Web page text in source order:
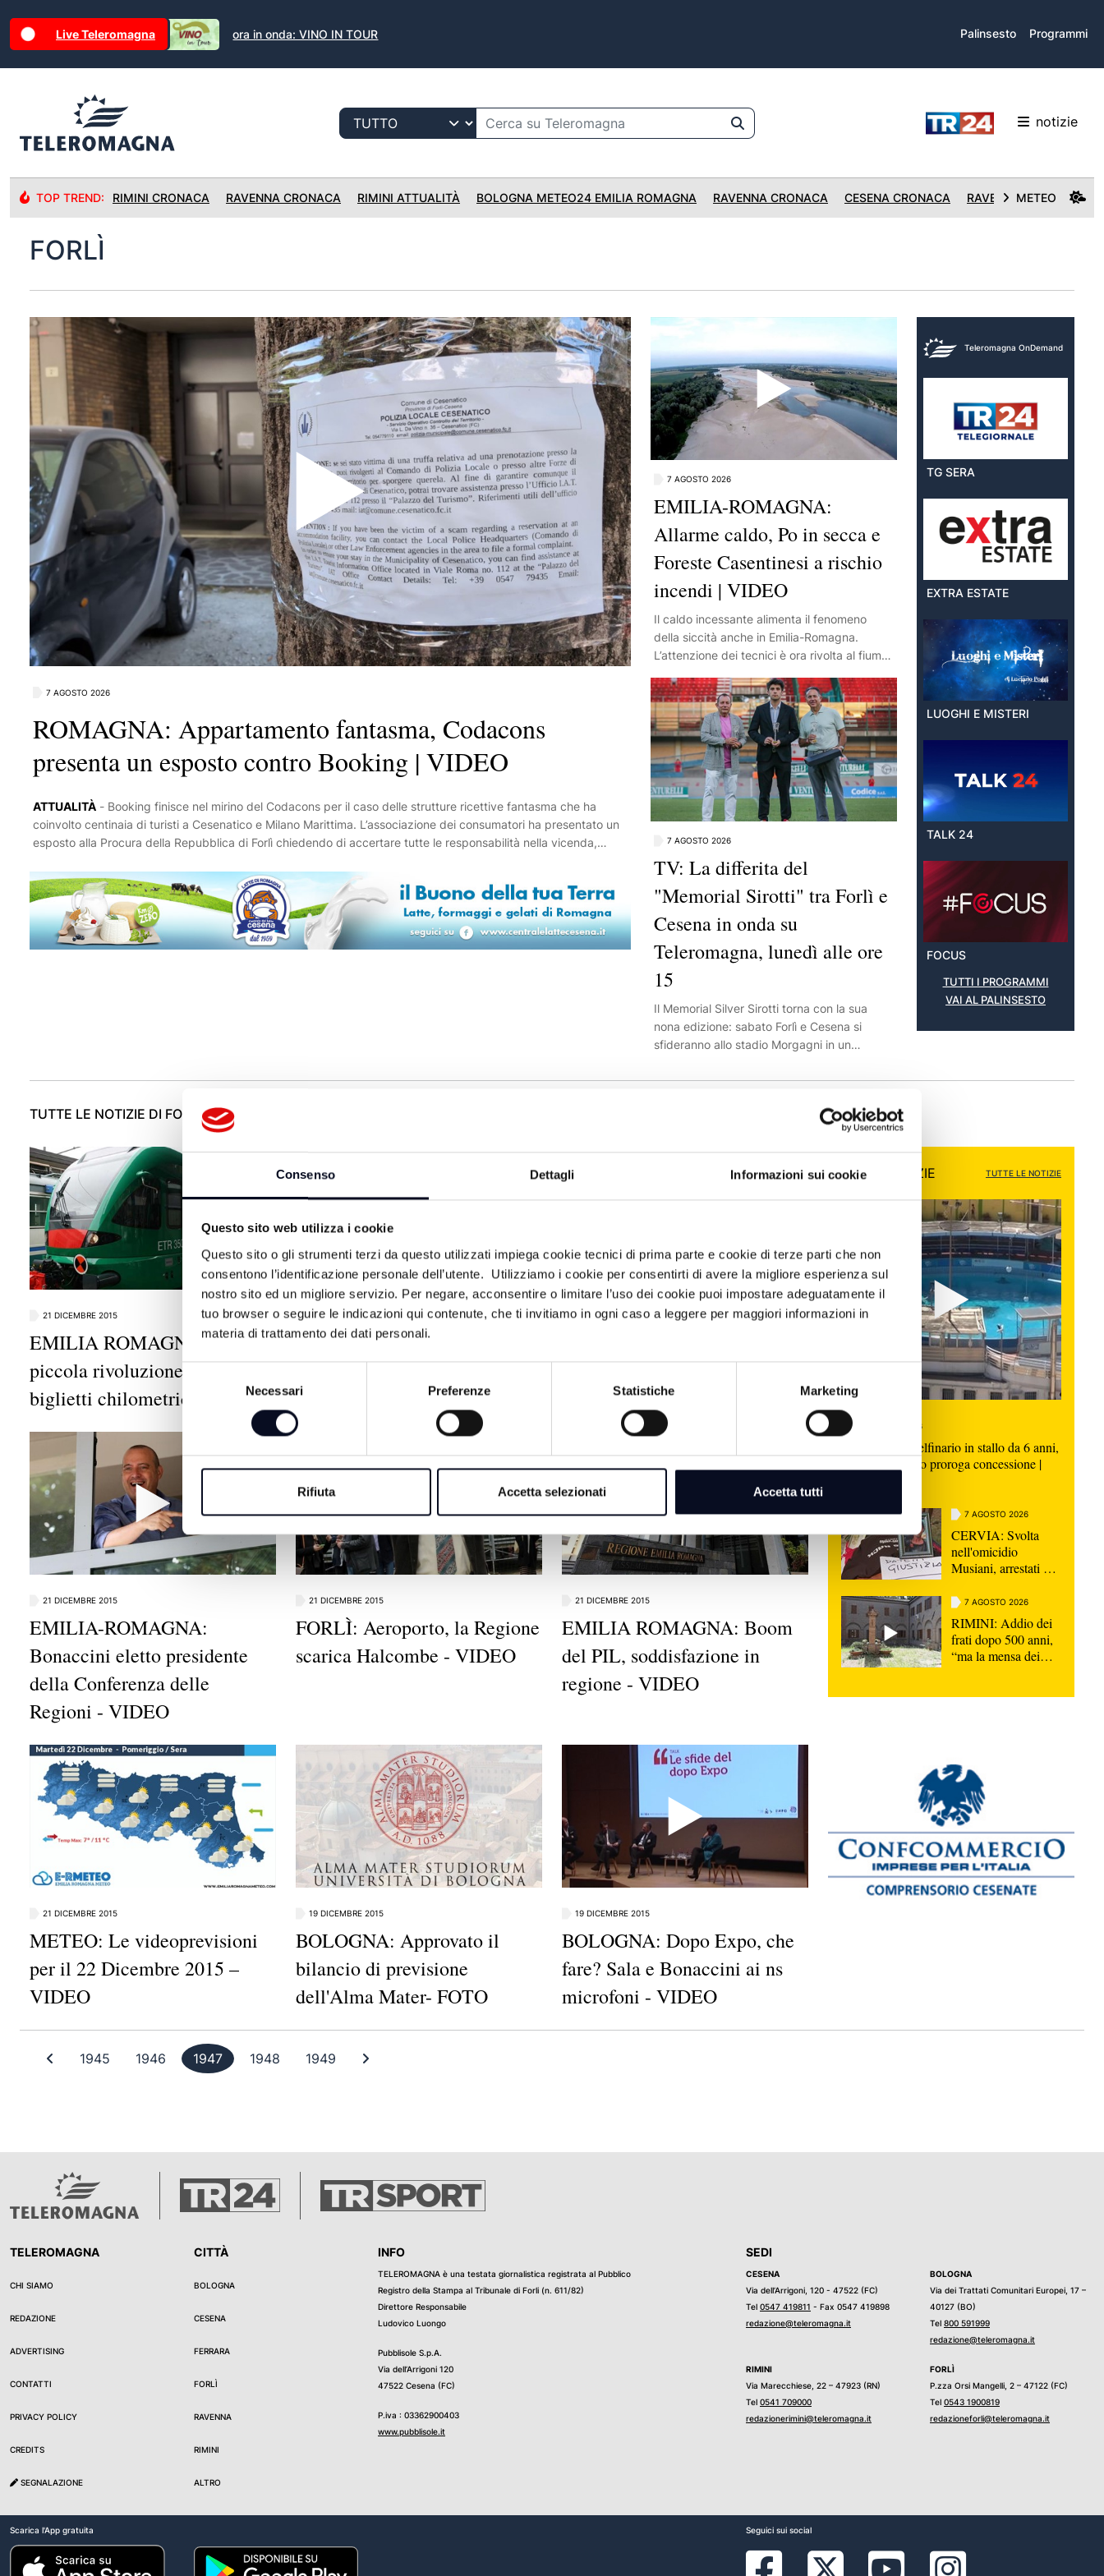
Consenso Dettagli Informazioni sui cookie
Questo sito web utilizza i cookie
Questo sito o gli strumenti terzi da questo utilizzati impiega cookie tecnici di prima parte e cookie di terze parti che non
consentono l’identificazione personale dell’utente. Utilizziamo i cookie per consentirti di avere la migliore esperienza sul
nostro sito ed un migliore servizio. Per negare, acconsentire o limitare l’uso dei cookie puoi impostare adeguatamente il
tuo browser o seguire le indicazioni qui contenute, che ti invitiamo in ogni caso a leggere per maggiori informazioni in
materia di trattamento dei dati personali.
Selezione
Necessari Preferenze Statistiche Marketing
Rifiuta Accetta selezionati Accetta tutti
Live Teleromagna ora in onda: VINO IN TOUR Palinsesto Programmi
notizie
TOP TREND: RIMINI CRONACA RAVENNA CRONACA RIMINI ATTUALITÀ BOLOGNA METEO24 EMILIA ROMAGNA RAVENNA CRONACA CESENA CRONACA RAVENNA CRONACA
METEO
FORLÌ
7 AGOSTO 2026
ROMAGNA: Appartamento fantasma, Codacons
presenta un esposto contro Booking | VIDEO
ATTUALITÀ -
coinvolto centinaia di turisti a Cesenatico e Milano Marittima. L’associazione dei consumatori ha presentato un
esposto alla Procura della Repubblica di Forlì chiedendo di accertare tutte le responsabilità nella vicenda,
turisti italiani e stranieri sarebbero stati attirati da annunci pubblicati su Booking relativi a residence e strutture
che, una volta arrivati sul posto, si sarebbero rivelati inesistenti. In diversi casi, dopo il primo contatto
attraverso la piattaforma, alle vittime sarebbero stati proposti ulteriori sconti a fronte di pagamenti diretti
tramite bonifici o carte prepagate. Il Codacons, nell’esposto, ipotizza diversi reati, tra cui truffa aggravata,
frode informatica, accesso abusivo ai sistemi informatici e falsità, chiedendo alla magistratura di verificare
7 AGOSTO 2026
EMILIA-ROMAGNA:
Allarme caldo, Po in secca e
Foreste Casentinesi a rischio
incendi | VIDEO
Il caldo incessante alimenta il fenomeno
della siccità anche in Emilia-Romagna.
L’attenzione dei tecnici è ora rivolta al fiume
Marino l’acqua viene razionalizzata e
sull’Appennino cresce la pura degli incendi.
7 AGOSTO 2026
TV: La differita del
"Memorial Sirotti" tra Forlì e
Cesena in onda su
Teleromagna, lunedì alle ore
15
Il Memorial Silver Sirotti torna con la sua
nona edizione: sabato Forlì e Cesena si
sfideranno allo stadio Morgagni in un
sarà trasmessa in differita lunedì alle ore 15
Teleromagna OnDemand
TG SERA
EXTRA ESTATE
LUOGHI E MISTERI
TALK 24
FOCUS
TUTTI I PROGRAMMI
VAI AL PALINSESTO
TUTTE LE NOTIZIE DI FORLÌ
21 DICEMBRE 2015
EMILIA ROMAGNA: Treni,
piccola rivoluzione, addio
biglietti chilometrici
21 DICEMBRE 2015
SALUTE: Oggi focus su
osteopatia- VIDEO
21 DICEMBRE 2015
capofila di un progetto
europeo- VIDEO
21 DICEMBRE 2015
EMILIA-ROMAGNA:
Bonaccini eletto presidente
della Conferenza delle
Regioni - VIDEO
21 DICEMBRE 2015
FORLÌ: Aeroporto, la Regione
scarica Halcombe - VIDEO
21 DICEMBRE 2015
EMILIA ROMAGNA: Boom
del PIL, soddisfazione in
regione - VIDEO
21 DICEMBRE 2015
METEO: Le videoprevisioni
per il 22 Dicembre 2015 –
VIDEO
19 DICEMBRE 2015
BOLOGNA: Approvato il
bilancio di previsione
dell'Alma Mater- FOTO
19 DICEMBRE 2015
BOLOGNA: Dopo Expo, che
fare? Sala e Bonaccini ai ns
microfoni - VIDEO
ALTRE NOTIZIE TUTTE LE NOTIZIE
7 AGOSTO 2026
RIMINI: Ex Delfinario in stallo da 6 anni,
gestori chiedono proroga concessione |
7 AGOSTO 2026
CERVIA: Svolta
nell'omicidio
Musiani, arrestati 4
7 AGOSTO 2026
RIMINI: Addio dei
frati dopo 500 anni,
“ma la mensa dei
Prima pagina
1945 Pagina 1945
1946 Pagina 1946
1947 Pagina 1947
1948 Pagina 1948
1949 Pagina 1949
TELEROMAGNA
CHI SIAMO
REDAZIONE
ADVERTISING
CONTATTI
PRIVACY POLICY
CREDITS
SEGNALAZIONE
CITTÀ
BOLOGNA
CESENA
FERRARA
FORLÌ
RAVENNA
RIMINI
ALTRO
INFO
TELEROMAGNA è una testata giornalistica registrata al Pubblico
Registro della Stampa al Tribunale di Forli (n. 611/82)
Direttore Responsabile
Ludovico Luongo
Pubblisole S.p.A.
Via dell’Arrigoni 120
47522 Cesena (FC)
P.iva : 03362900403
www.pubblisole.it
SEDI
CESENA
Via dell’Arrigoni, 120 - 47522 (FC)
Tel 0547 419811 - Fax 0547 419898
redazione@teleromagna.it
BOLOGNA
Via dei Trattati Comunitari Europei, 17 –
40127 (BO)
Tel 800 591999
redazione@teleromagna.it
RIMINI
Via Marecchiese, 22 – 47923 (RN)
Tel 0541 709000
redazionerimini@teleromagna.it
FORLÌ
P.zza Orsi Mangelli, 2 – 47122 (FC)
Tel 0543 1900819
redazioneforli@teleromagna.it
Scarica l'App gratuita Seguici sui social